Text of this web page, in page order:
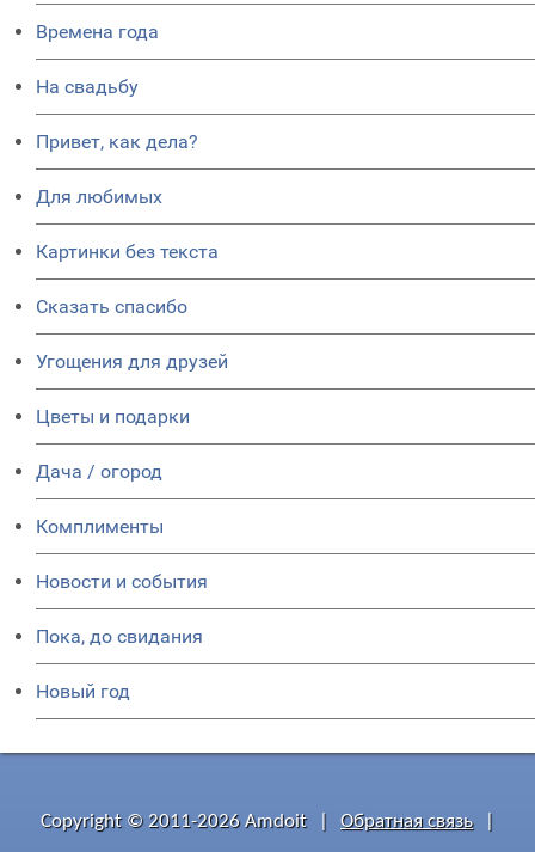
Времена года
На свадьбу
Привет, как дела?
Для любимых
Картинки без текста
Сказать спасибо
Угощения для друзей
Цветы и подарки
Дача / огород
Комплименты
Новости и события
Пока, до свидания
Новый год
Copyright © 2011-2026 Amdoit Обратная связь